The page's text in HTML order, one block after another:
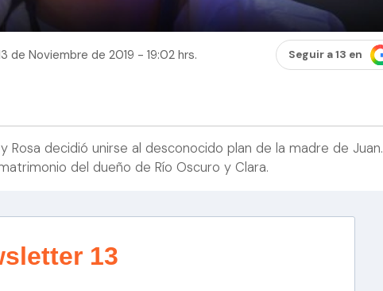
de Noviembre de 2019 - 19:02 hrs. Seguir a 13 en
Rosa decidió unirse al desconocido plan de la madre de Juan.
del dueño de Río Oscuro y Clara.
13